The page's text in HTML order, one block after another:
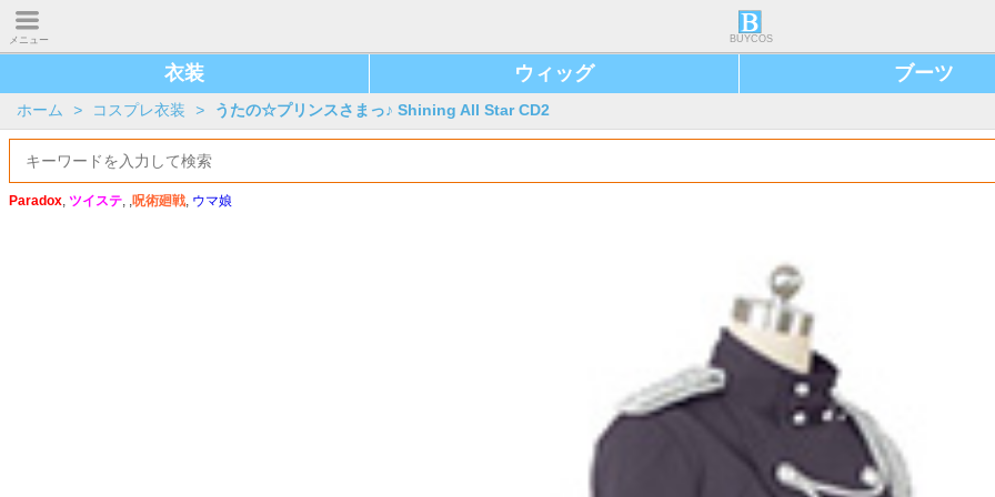
メニュー BUYCOS
衣装 ウィッグ ブーツ
ホーム > コスプレ衣装 > うたの☆プリンスさまっ♪ Shining All Star CD2
Paradox, ツイステ, ,呪術廻戦, ウマ娘